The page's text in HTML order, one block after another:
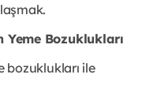
Yeme Bozuklukları
bozuklukları ile